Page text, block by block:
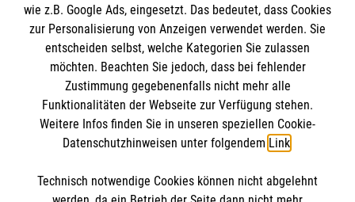
Newsletter abonnieren
Cookies verwalten|AGB|Impressum|Datenschutz
wie z.B. Google Ads, eingesetzt. Das bedeutet, dass Cookies
zur Personalisierung von Anzeigen verwendet werden. Sie
entscheiden selbst, welche Kategorien Sie zulassen
möchten. Beachten Sie jedoch, dass bei fehlender
Zustimmung gegebenenfalls nicht mehr alle
Funktionalitäten der Webseite zur Verfügung stehen.
Weitere Infos finden Sie in unseren speziellen Cookie-
Datenschutzhinweisen unter folgendem Link.
Technisch notwendige Cookies können nicht abgelehnt